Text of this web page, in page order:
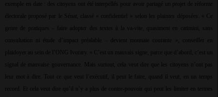
exemple en date : des citoyens ont été interpellés pour avoir partagé un projet de réforme
électorale proposé par le Sénat, classé « confidentiel » selon les plaintes déposées. « Ce
genre de pratiques – faire adopter des textes à la va-vite, quasiment en catimini, sans
consultation ni étude d’impact préalable – devient monnaie courante », conseiller en
plaidoyer au sein de l’ONG Ivorary. « C’est un mauvais signe, parce que d’abord, c’est un
signal de mauvaise gouvernance. Mais surtout, cela veut dire que les citoyens n’ont pas
leur mot à dire. Tout ce que veut l’exécutif, il peut le faire, quand il veut, en un temps
record. Et cela veut dire qu’il n’y a plus de contre-pouvoir qui peut les limiter en termes